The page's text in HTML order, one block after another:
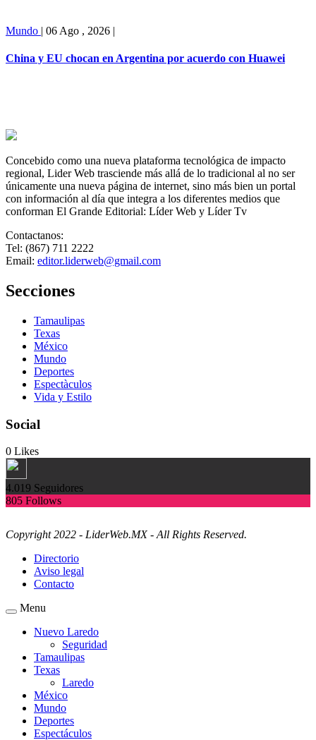
Mundo | 06 Ago , 2026 |
China y EU chocan en Argentina por acuerdo con Huawei
Concebido como una nueva plataforma tecnológica de impacto
regional, Lider Web trasciende más allá de lo tradicional al no ser
únicamente una nueva página de internet, sino más bien un portal
con información al día que integra a los diferentes medios que
conforman El Grande Editorial: Líder Web y Líder Tv
Contactanos:
Tel: (867) 711 2222
Email: editor.liderweb@gmail.com
Secciones
Tamaulipas
Texas
México
Mundo
Deportes
Espectàculos
Vida y Estilo
Social
0 Likes
4.019 Seguidores
805 Follows
Copyright 2022 - LiderWeb.MX - All Rights Reserved.
Directorio
Aviso legal
Contacto
Menu
Nuevo Laredo
Seguridad
Tamaulipas
Texas
Laredo
México
Mundo
Deportes
Espectáculos